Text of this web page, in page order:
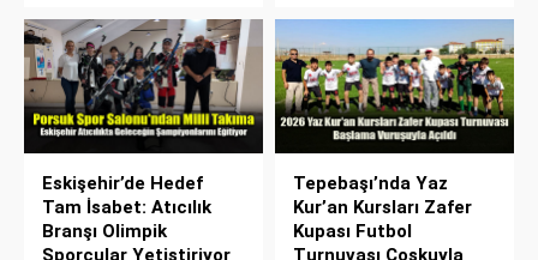
Eskişehir’de Hedef
Tam İsabet: Atıcılık
Branşı Olimpik
Sporcular Yetiştiriyor
Tepebaşı’nda Yaz
Kur’an Kursları Zafer
Kupası Futbol
Turnuvası Coşkuyla